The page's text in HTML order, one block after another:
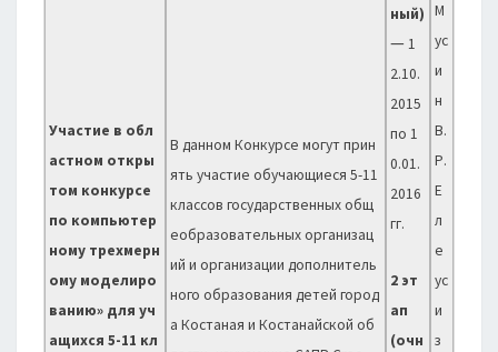
Участие в обл
астном откры
том конкурсе
по компьютер
ному трехмерн
ому моделиро
ванию» для уч
ащихся 5-11 кл
В данном Конкурсе могут прин
ять участие обучающиеся 5-11
классов государственных общ
еобразовательных организац
ий и организации дополнитель
ного образования детей город
а Костаная и Костанайской об
ный)
—1
2.10.
2015
по 1
0.01.
2016
гг.
2 эт
ап
(очн
М
ус
и
н
В.
Р.
Е
л
е
ус
и
з